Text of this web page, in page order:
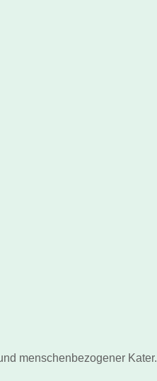
menschenbezogener Kater.